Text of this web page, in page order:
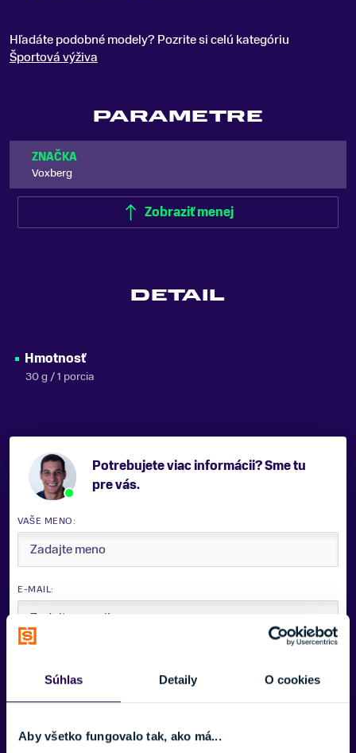
Súhlas Detaily O cookies
Aby všetko fungovalo tak, ako má...
Hľadáte podobné modely? Pozrite si celú kategóriu
Športová výživa
PARAMETRE
ZNAČKA
Voxberg
Zobraziť menej
DETAIL
Hmotnosť
30 g / 1 porcia
Potrebujete viac informácii? Sme tu
pre vás.
VAŠE MENO:
E-MAIL: